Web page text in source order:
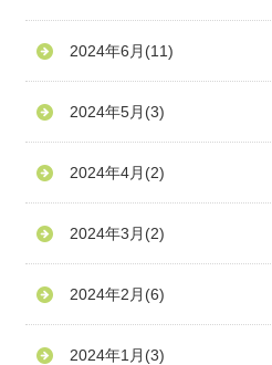
2024年6月 (11)
2024年5月 (3)
2024年4月 (2)
2024年3月 (2)
2024年2月 (6)
2024年1月 (3)